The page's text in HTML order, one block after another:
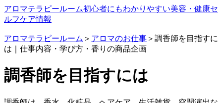
アロマテラピールーム初心者にもわかりやすい美容・健康セ
ルフケア情報
アロマテラピールーム ＞ アロマのお仕事 ＞調香師を目指すに
は｜仕事内容・学び方・香りの商品企画
調香師を目指すには